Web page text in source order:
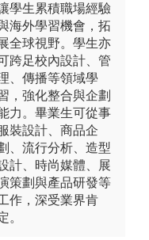
學生累積職場經驗
海外學習機會，拓
全球視野。學生亦
跨足校內設計、管
、傳播等領域學
，強化整合與企劃
力。畢業生可從事
裝設計、商品企
、流行分析、造型
計、時尚媒體、展
策劃與產品研發等
作，深受業界肯
。